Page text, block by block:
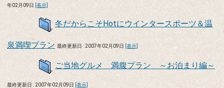
年02月09日 [表示]
冬だからこそHotにウインタースポーツ＆温
泉満喫プラン 最終更新日 : 2007年02月09日 [表示]
ご当地グルメ 満腹プラン ～お泊まり編～
最終更新日 : 2007年02月09日 [表示]